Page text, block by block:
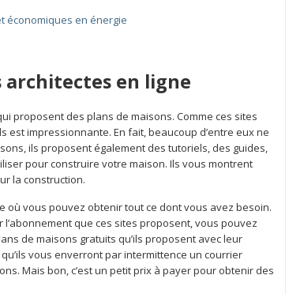
économiques en énergie
architectes en ligne
proposent des plans de maisons. Comme ces sites
est impressionnante. En fait, beaucoup d’entre eux ne
ils proposent également des tutoriels, des guides,
pour construire votre maison. Ils vous montrent
la construction.
où vous pouvez obtenir tout ce dont vous avez besoin.
que ces sites proposent, vous pouvez
de maisons gratuits qu’ils proposent avec leur
vous enverront par intermittence un courrier
Mais bon, c’est un petit prix à payer pour obtenir des